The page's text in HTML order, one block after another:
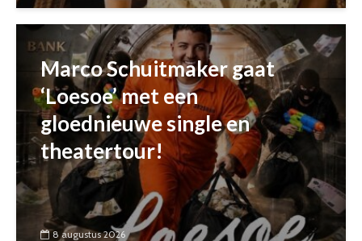
Marco Schuitmaker gaat
‘Loesoe’ met een
gloednieuwe single en
theatertour!
8 augustus 2026